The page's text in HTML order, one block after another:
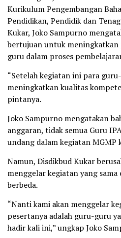
Kurikulum Pengembangan
Pendidikan, Pendidik dan
Kukar, Joko Sampurno
bertujuan untuk meningkatkan
guru dalam proses
“Setelah kegiatan ini para
meningkatkan kualitas
pintanya.
Joko Sampurno mengatakan
anggaran, tidak semua Guru
undang dalam kegiatan MGMP
Namun, Disdikbud Kukar
menggelar kegiatan yang
berbeda.
“Nanti kami akan menggelar
pesertanya adalah guru-guru
hadir kali ini,” ungkap Joko